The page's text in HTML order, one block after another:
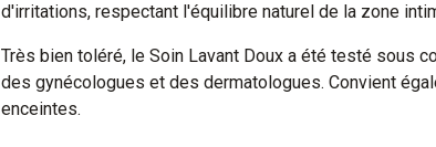
d'irritations, respectant l'équilibre naturel de la zone
Très bien toléré, le Soin Lavant Doux a été testé sous
des gynécologues et des dermatologues. Convient
enceintes.